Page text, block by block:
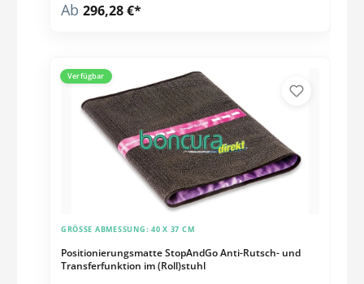
Ab 296,28 €*
Verfügbar
Positionierungsmatte StopAndGo Anti-Rutsch- und
Transferfunktion im (Roll)stuhl
GRÖSSE ABMESSUNG:40 X 37 CM